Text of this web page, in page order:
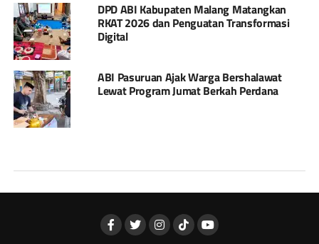
DPD ABI Kabupaten Malang Matangkan
RKAT 2026 dan Penguatan Transformasi
Digital
ABI Pasuruan Ajak Warga Bershalawat
Lewat Program Jumat Berkah Perdana